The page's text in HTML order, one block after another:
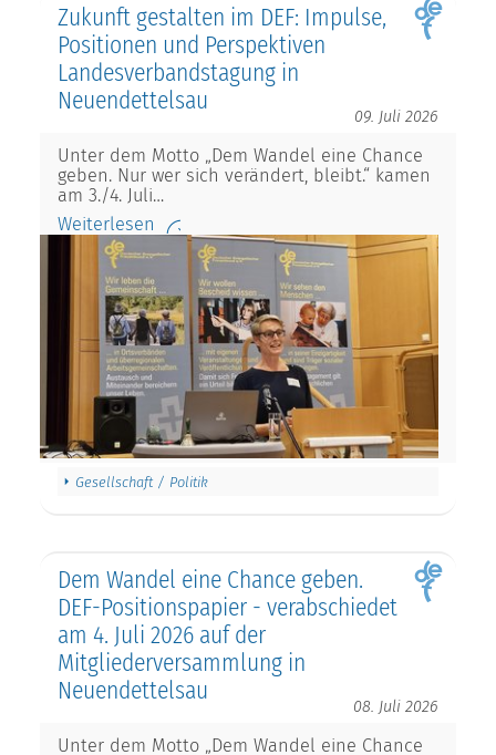
Zukunft gestalten im DEF: Impulse,
Positionen und Perspektiven
Landesverbandstagung in
Neuendettelsau
09. Juli 2026
Unter dem Motto „Dem Wandel eine Chance
geben. Nur wer sich verändert, bleibt.“ kamen
am 3./4. Juli…
Weiterlesen
Gesellschaft / Politik
Dem Wandel eine Chance geben.
DEF-Positionspapier - verabschiedet
am 4. Juli 2026 auf der
Mitgliederversammlung in
Neuendettelsau
08. Juli 2026
Unter dem Motto „Dem Wandel eine Chance